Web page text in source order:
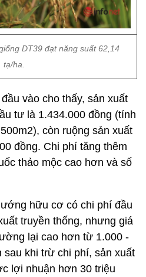
DT39 đạt năng suất 62,14
tạ/ha.
vào cho thấy, sản xuất
tư là 1.434.000 đồng (tính
còn ruộng sản xuất
đồng. Chi phí tăng thêm
thảo mộc cao hơn và số
hữu cơ có chi phí đầu
truyền thống, nhưng giá
lại cao hơn từ 1.000 -
sau khi trừ chi phí, sản xuất
lợi nhuận hơn 30 triệu